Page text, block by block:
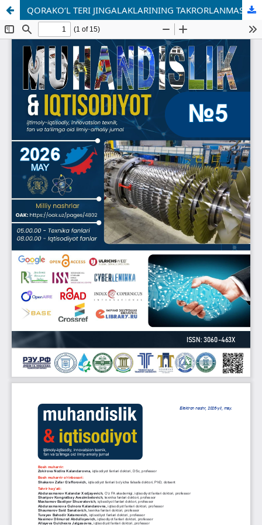
QORAKO‘L TERI JINGALAKLARINING TAKRORLANMAS KO‘RINISHI VA XUSUSIYATLARI